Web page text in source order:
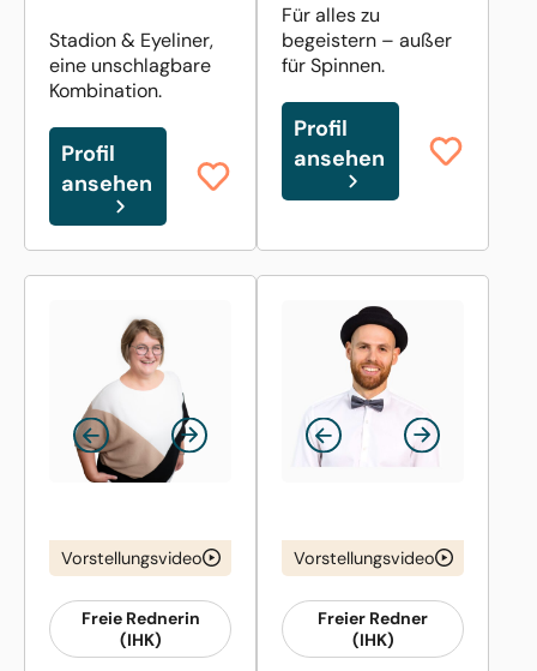
Stadion & Eyeliner,
eine unschlagbare
Kombination.
Profil
ansehen
Für alles zu
begeistern – außer
für Spinnen.
Profil
ansehen
Vorstellungsvideo
Freie Rednerin
(IHK)
Vorstellungsvideo
Freier Redner
(IHK)